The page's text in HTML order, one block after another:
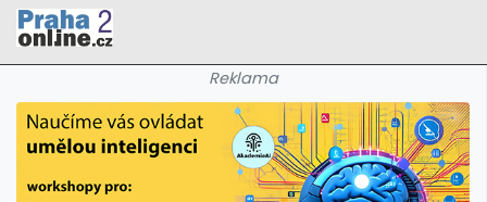
Reklama